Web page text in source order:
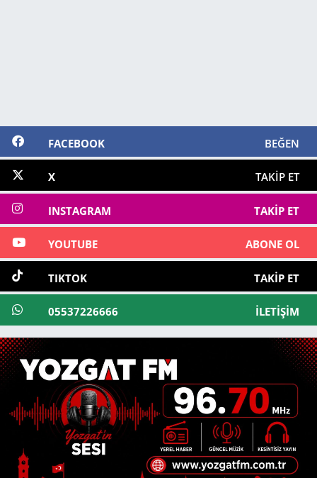
FACEBOOK BEĞEN
X TAKIP ET
INSTAGRAM TAKIP ET
YOUTUBE ABONE OL
TIKTOK TAKIP ET
05537226666 İLETIŞIM